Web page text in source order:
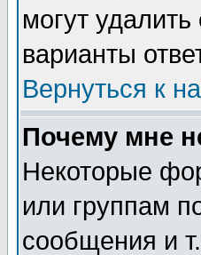
могут
варианты
Вернуться к
Почему мне
Некоторые
или группам
сообщения и